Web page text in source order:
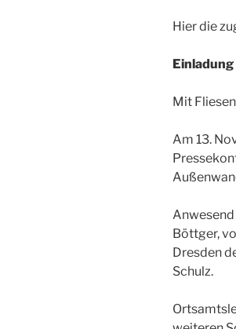
Hier die
Mit
Am 13.
Böttger,
Dresden
Schulz.